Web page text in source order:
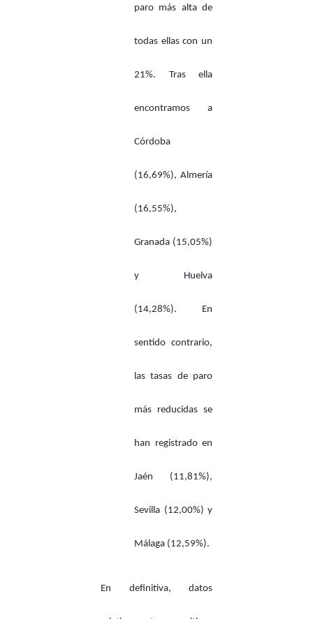
paro más alta de
todas ellas con un
21%. Tras ella
encontramos a
Córdoba
(16,69%), Almería
(16,55%),
Granada (15,05%)
y Huelva
(14,28%). En
sentido contrario,
las tasas de paro
más reducidas se
han registrado en
Jaén (11,81%),
Sevilla (12,00%) y
Málaga (12,59%).
En definitiva, datos